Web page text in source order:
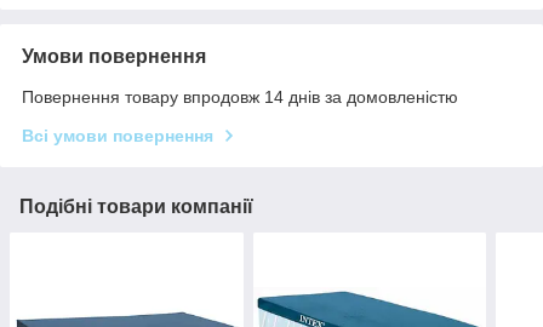
Умови повернення
Повернення товару впродовж 14 днів за домовленістю
Всі умови повернення
Подібні товари компанії